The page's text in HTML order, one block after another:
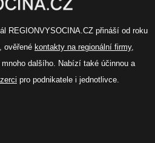
REGIONVYSOCINA.CZ přináší od roku
, ověřené kontakty na regionální firmy,
mnoho dalšího. Nabízí také účinnou a
pro podnikatele i jednotlivce.